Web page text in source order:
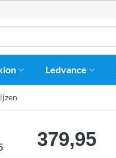
Ledvance
379,95